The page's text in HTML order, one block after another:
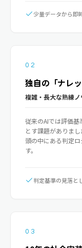
少量データから即
02
独自の「ナレ
複雑・長大な熟練
従来のAIでは評価
とす課題がありま
頭の中にある判定
す。
判定基準の見落と
03